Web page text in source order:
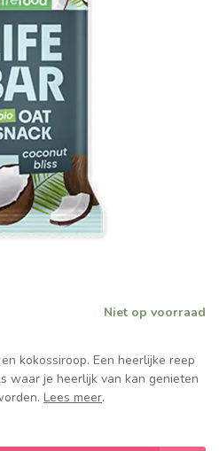
Niet op voorraad
kokossiroop. Een heerlijke reep
waar je heerlijk van kan genieten
Lees meer.